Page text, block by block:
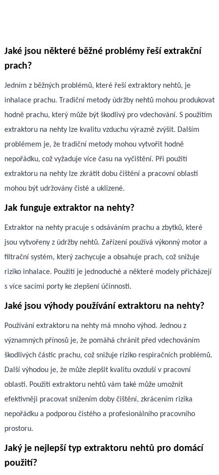
Jaké jsou některé běžné problémy řeší extrakční
prach?
Jedním z běžných problémů, které řeší extraktory nehtů, je
inhalace prachu. Tradiční metody údržby nehtů mohou produkovat
hodně prachu, který může být škodlivý pro vdechování. S použitím
extraktoru na nehty lze kvalitu vzduchu výrazně zvýšit. Dalším
problémem je, že tradiční metody mohou vytvořit hodně
nepořádku, což vyžaduje více času na vyčištění. Při použití
extraktoru na nehty lze zkrátit dobu čištění a pracovní oblasti
mohou být udržovány čisté a uklizené.
Jak funguje extraktor na nehty?
Extraktor na nehty pracuje s odsáváním prachu a zbytků, které
jsou vytvořeny z údržby nehtů. Zařízení používá výkonný motor a
filtrační systém, který zachycuje a obsahuje prach, což snižuje
riziko inhalace. Použití je jednoduché a některé modely přicházejí
s více sacími porty ke zlepšení účinnosti.
Jaké jsou výhody používání extraktoru na nehty?
Používání extraktoru na nehty má mnoho výhod. Jednou z
významných přínosů je, že pomáhá chránit před vdechováním
škodlivých částic prachu, což snižuje riziko respiračních problémů.
Další výhodou je, že může zlepšit kvalitu ovzduší v pracovní
oblasti. Použití extraktoru nehtů vám také může umožnit
efektivněji pracovat snížením doby čištění, zkrácením rizika
nepořádku a podporou čistého a profesionálního pracovního
prostoru.
Jaký je nejlepší typ extraktoru nehtů pro domácí
použití?